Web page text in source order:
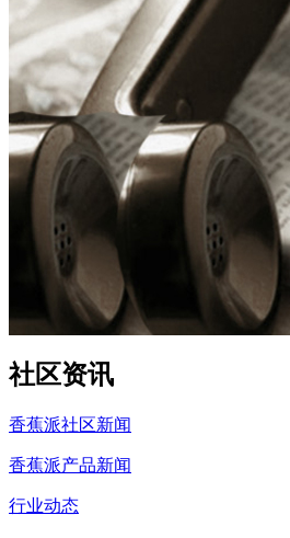
社区资讯
香蕉派社区新闻
香蕉派产品新闻
行业动态